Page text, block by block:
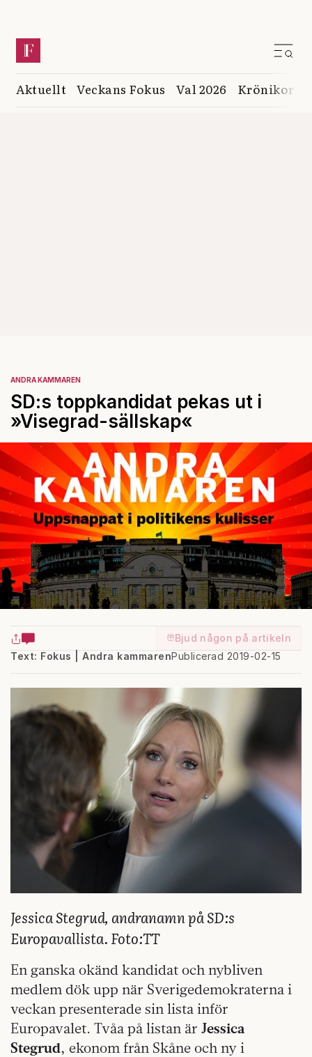
Aktuellt Veckans Fokus Val 2026 Krönikor
ANDRA KAMMAREN
SD:s toppkandidat pekas ut i
»Visegrad-sällskap«
Bjud någon på artikeln
Text: Fokus | Andra kammarenPublicerad 2019-02-15
Jessica Stegrud, andranamn på SD:s
Europavallista. Foto:TT
En ganska okänd kandidat och nybliven
medlem dök upp när Sverigedemokraterna i
veckan presenterade sin lista inför
Europavalet. Tvåa på listan är Jessica
Stegrud, ekonom från Skåne och ny i